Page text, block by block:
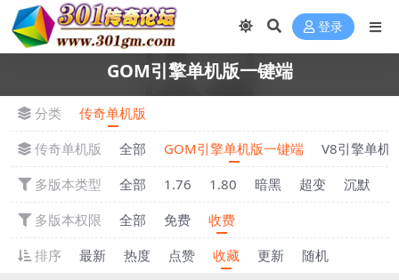
登录
GOM引擎单机版一键端
分类
传奇单机版
传奇单机版
全部 GOM引擎单机版一键端
V8引擎单机
多版本类型
全部 1.76 1.80 暗黑 超变 沉默
多版本权限
全部 免费
收费
排序
最新 热度 点赞 收藏 更新 随机